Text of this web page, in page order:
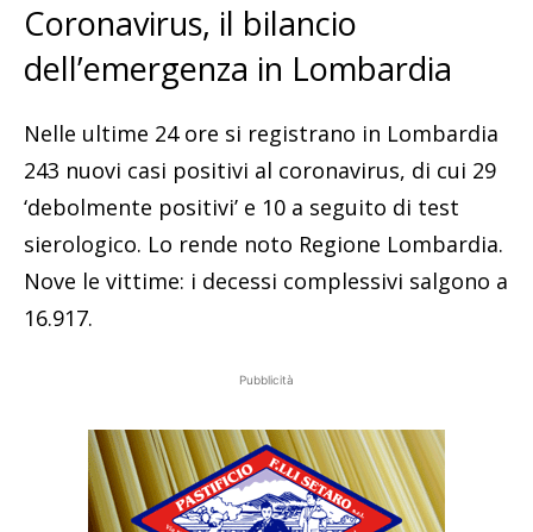
Coronavirus, il bilancio
dell’emergenza in Lombardia
Nelle ultime 24 ore si registrano in Lombardia
243 nuovi casi positivi al coronavirus, di cui 29
‘debolmente positivi’ e 10 a seguito di test
sierologico. Lo rende noto Regione Lombardia.
Nove le vittime: i decessi complessivi salgono a
16.917.
Pubblicità